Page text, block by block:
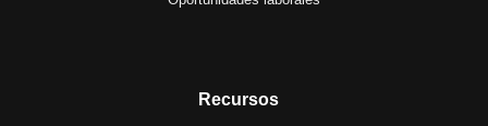
Recursos